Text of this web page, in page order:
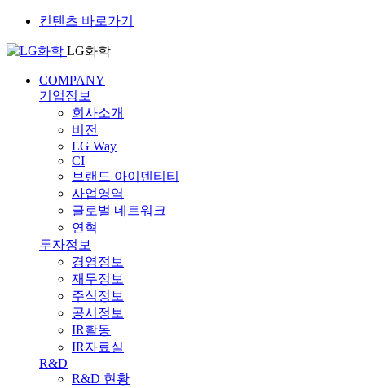
컨텐츠 바로가기
LG화학
COMPANY
기업정보
회사소개
비전
LG Way
CI
브랜드 아이덴티티
사업영역
글로벌 네트워크
연혁
투자정보
경영정보
재무정보
주식정보
공시정보
IR활동
IR자료실
R&D
R&D 현황